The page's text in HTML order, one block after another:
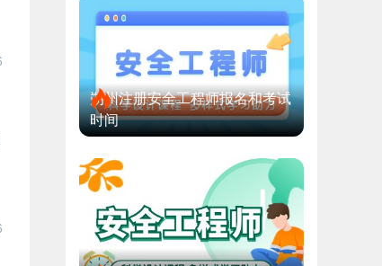
朔州注册安全工程师报名和考试
时间